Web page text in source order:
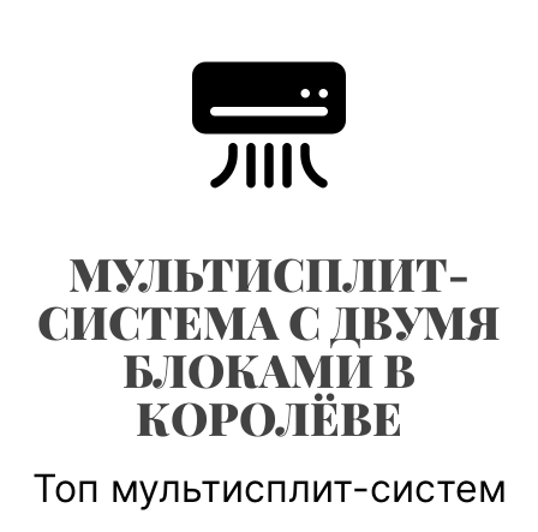
МУЛЬТИСПЛИТ-
СИСТЕМА С ДВУМЯ
БЛОКАМИ В
КОРОЛЁВЕ
Топ мультисплит-систем